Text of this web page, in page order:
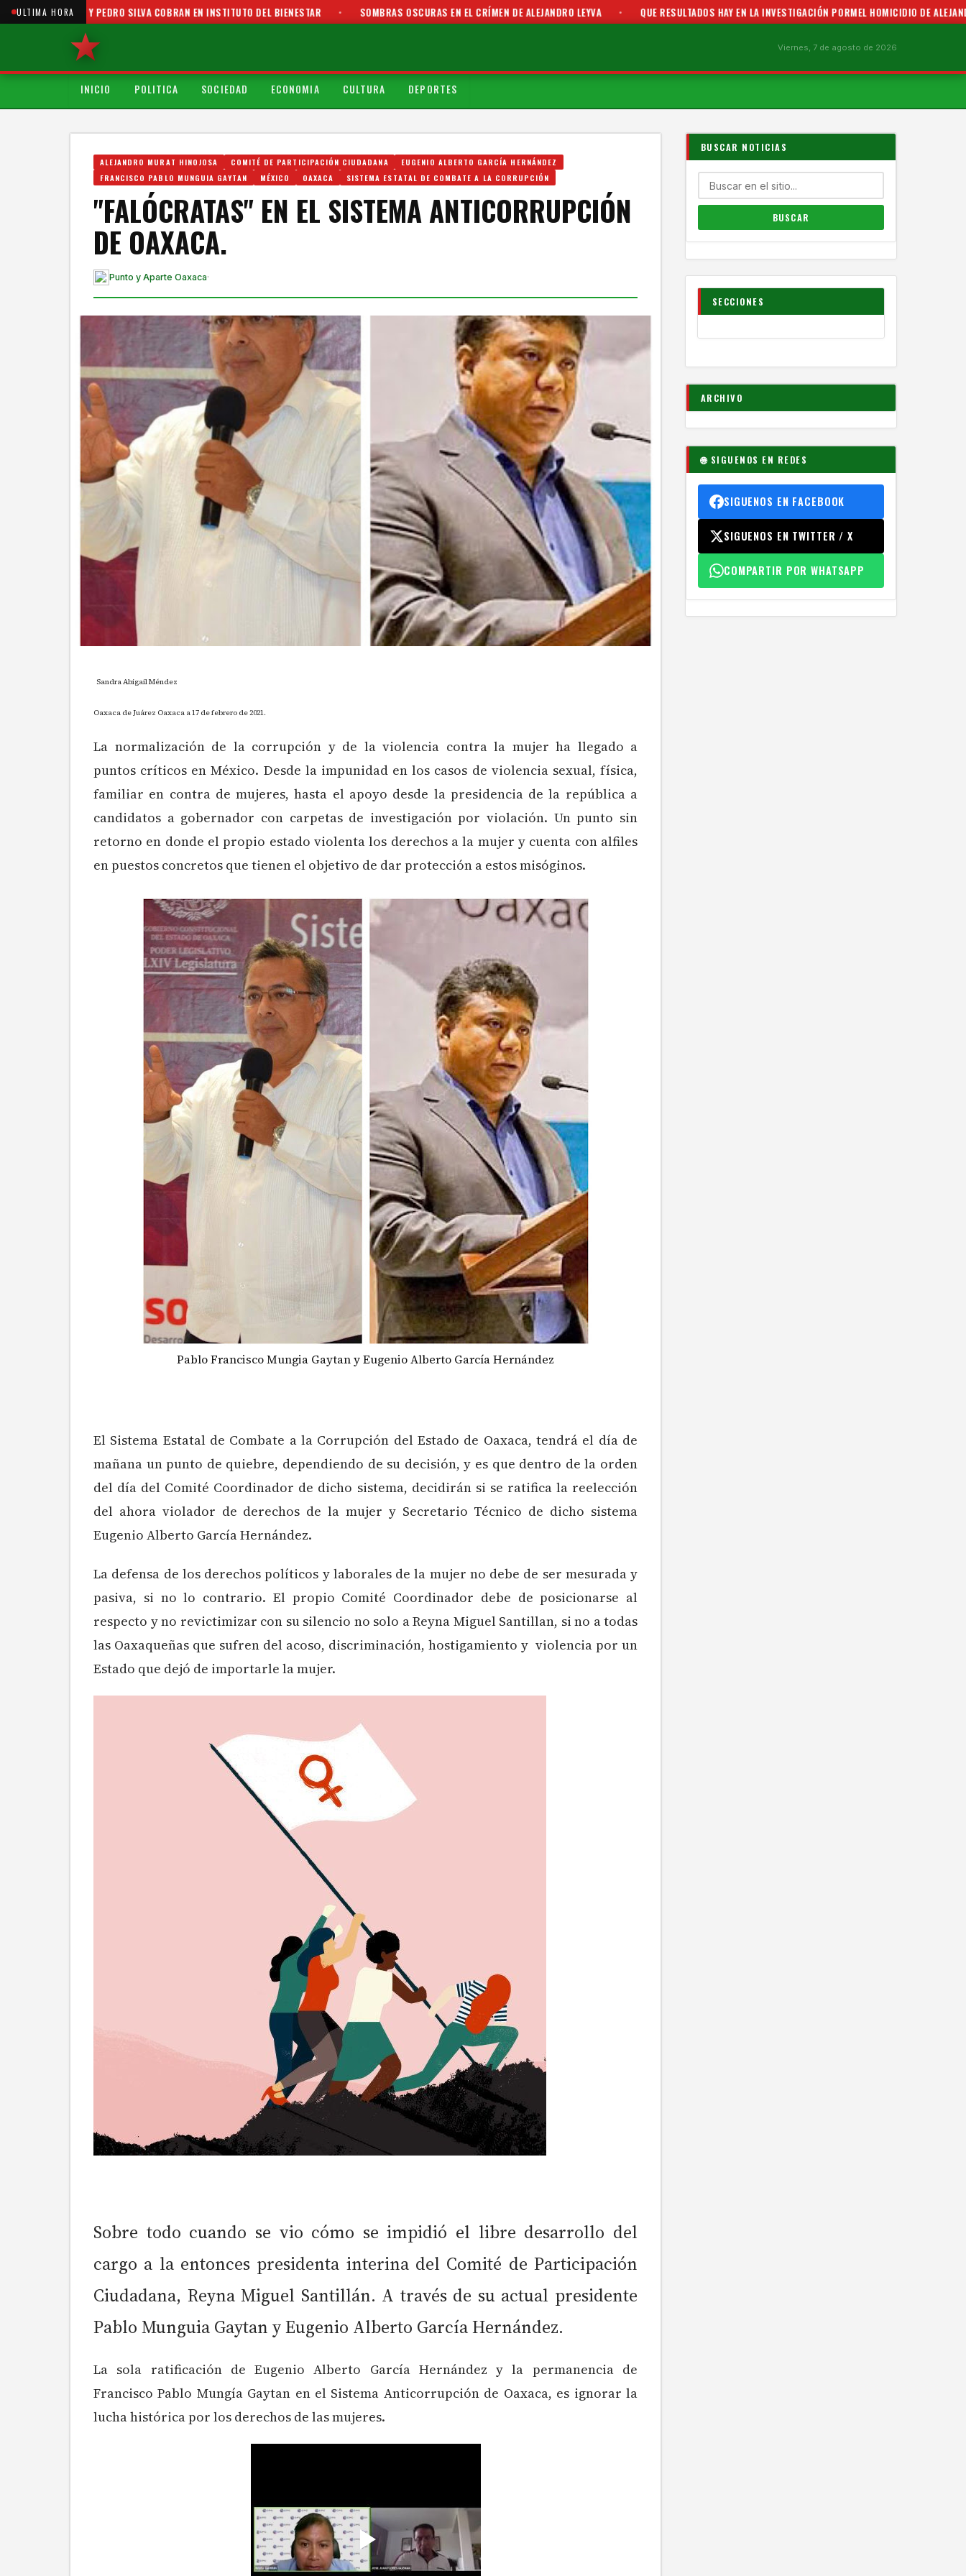
ULTIMA HORA
Y PEDRO SILVA COBRAN EN INSTITUTO DEL BIENESTAR • SOMBRAS OSCURAS EN EL CRÍMEN DE ALEJANDRO LEYVA • QUE RESULTADOS HAY EN LA INVESTIGACIÓN PORMEL HOMICIDIO DE ALEJANDRO LEYVA •
Viernes, 7 de agosto de 2026
INICIO POLITICA SOCIEDAD ECONOMIA CULTURA DEPORTES
ALEJANDRO MURAT HINOJOSA COMITÉ DE PARTICIPACIÓN CIUDADANA
EUGENIO ALBERTO GARCÍA HERNÁNDEZ
FRANCISCO PABLO MUNGUIA GAYTAN
MÉXICO OAXACA SISTEMA ESTATAL DE COMBATE A LA CORRUPCIÓN
"FALÓCRATAS" EN EL SISTEMA ANTICORRUPCIÓN
DE OAXACA.
Punto y Aparte Oaxaca·
Sandra Abigail Méndez
Oaxaca de Juárez Oaxaca a 17 de febrero de 2021.
La normalización de la corrupción y de la violencia contra la mujer ha llegado a
puntos críticos en México. Desde la impunidad en los casos de violencia sexual, física,
familiar en contra de mujeres, hasta el apoyo desde la presidencia de la república a
candidatos a gobernador con carpetas de investigación por violación. Un punto sin
retorno en donde el propio estado violenta los derechos a la mujer y cuenta con alfiles
en puestos concretos que tienen el objetivo de dar protección a estos misóginos.
Pablo Francisco Mungia Gaytan y Eugenio Alberto García Hernández
El Sistema Estatal de Combate a la Corrupción del Estado de Oaxaca, tendrá el día de
mañana un punto de quiebre, dependiendo de su decisión, y es que dentro de la orden
del día del Comité Coordinador de dicho sistema, decidirán si se ratifica la reelección
del ahora violador de derechos de la mujer y Secretario Técnico de dicho sistema
Eugenio Alberto García Hernández.
La defensa de los derechos políticos y laborales de la mujer no debe de ser mesurada y
pasiva, si no lo contrario. El propio Comité Coordinador debe de posicionarse al
respecto y no revictimizar con su silencio no solo a Reyna Miguel Santillan, si no a todas
las Oaxaqueñas que sufren del acoso, discriminación, hostigamiento y violencia por un
Estado que dejó de importarle la mujer.
Sobre todo cuando se vio cómo se impidió el libre desarrollo del
cargo a la entonces presidenta interina del Comité de Participación
Ciudadana, Reyna Miguel Santillán. A través de su actual presidente
Pablo Munguia Gaytan y Eugenio Alberto García Hernández.
La sola ratificación de Eugenio Alberto García Hernández y la permanencia de
Francisco Pablo Mungía Gaytan en el Sistema Anticorrupción de Oaxaca, es ignorar la
lucha histórica por los derechos de las mujeres.
BUSCAR NOTICIAS
SECCIONES
ARCHIVO
🌐 SIGUENOS EN REDES
SIGUENOS EN FACEBOOK
SIGUENOS EN TWITTER / X
COMPARTIR POR WHATSAPP